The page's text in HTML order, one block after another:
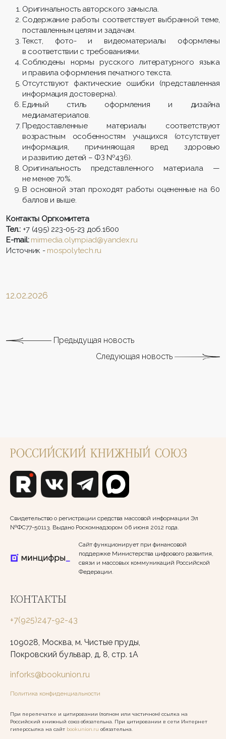
Оригинальность авторского замысла.
Содержание работы соответствует выбранной теме,
поставленным целям и задачам.
Текст, фото- и видеоматериалы оформлены
в соответствии с требованиями.
Соблюдены нормы русского литературного языка
и правила оформления печатного текста.
Отсутствуют фактические ошибки (представленная
информация достоверна).
Единый стиль оформления и дизайна
медиаматериалов.
Предоставленные материалы соответствуют
возрастным особенностям учащихся (отсутствует
информация, причиняющая вред здоровью
и развитию детей – ФЗ №436).
Оригинальность представленного материала —
не менее 70%.
В основной этап проходят работы оцененные на 60
баллов и выше.
Контакты Оргкомитета
Тел.:+7 (495) 223-05-23 доб.1600
E-mail: mirmedia.olympiad@yandex.ru
Источник - mospolytech.ru
12.02.2026
Предыдущая новость
Следующая новость
Свидетельство о регистрации средства массовой информации Эл
№ФС77-50113. Выдано Роскомнадзором 06 июня 2012 года.
Сайт функционирует при финансовой
поддержке Министерства цифрового развития,
связи и массовых коммуникаций Российской
Федерации.
КОНТАКТЫ
+7(925)247-92-43
109028, Москва, м. Чистые пруды,
Покровский бульвар, д. 8, стр. 1А
inforks@bookunion.ru
Политика конфиденциальности
При перепечатке и цитировании (полном или частичном) ссылка на
Российский книжный союз обязательна. При цитировании в сети Интернет
гиперссылка на сайт bookunion.ru обязательна.